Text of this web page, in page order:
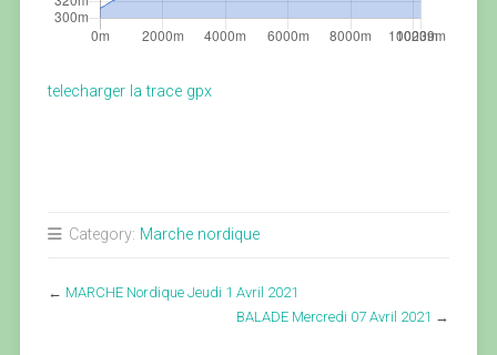
telecharger la trace gpx
Category: Marche nordique
← MARCHE Nordique Jeudi 1 Avril 2021
BALADE Mercredi 07 Avril 2021 →